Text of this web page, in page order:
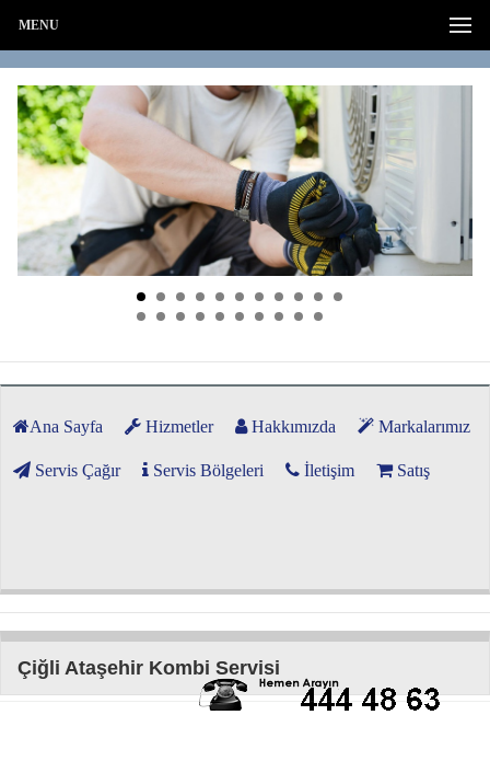
MENU
Ana Sayfa Hizmetler Hakkımızda Markalarımız
Servis Çağır Servis Bölgeleri İletişim Satış
Çiğli Ataşehir Kombi Servisi